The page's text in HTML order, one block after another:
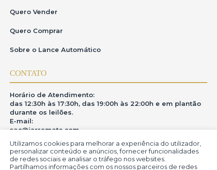
Utilizamos cookies para melhorar a experiência do utilizador,
personalizar conteúdo e anúncios, fornecer funcionalidades
de redes sociais e analisar o tráfego nos websites.
Partilhamos informações com os nossos parceiros de redes
Quero Vender
Quero Comprar
Sobre o Lance Automático
CONTATO
Horário de Atendimento:
das 12:30h às 17:30h, das 19:00h às 22:00h e em plantão
durante os leilões.
E-mail:
sac@iarremate.com
ONDE ESTAMOS